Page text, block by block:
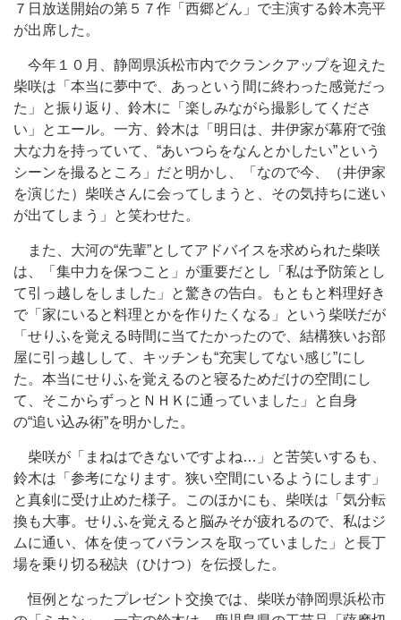
７日放送開始の第５７作「西郷どん」で主演する鈴木亮平
が出席した。
今年１０月、静岡県浜松市内でクランクアップを迎えた
柴咲は「本当に夢中で、あっという間に終わった感覚だっ
た」と振り返り、鈴木に「楽しみながら撮影してくださ
い」とエール。一方、鈴木は「明日は、井伊家が幕府で強
大な力を持っていて、“あいつらをなんとかしたい”という
シーンを撮るところ」だと明かし、「なので今、（井伊家
を演じた）柴咲さんに会ってしまうと、その気持ちに迷い
が出てしまう」と笑わせた。
また、大河の“先輩”としてアドバイスを求められた柴咲
は、「集中力を保つこと」が重要だとし「私は予防策とし
て引っ越しをしました」と驚きの告白。もともと料理好き
で「家にいると料理とかを作りたくなる」という柴咲だが
「せりふを覚える時間に当てたかったので、結構狭いお部
屋に引っ越しして、キッチンも“充実してない感じ”にし
た。本当にせりふを覚えるのと寝るためだけの空間にし
て、そこからずっとＮＨＫに通っていました」と自身
の“追い込み術”を明かした。
柴咲が「まねはできないですよね…」と苦笑いするも、
鈴木は「参考になります。狭い空間にいるようにします」
と真剣に受け止めた様子。このほかにも、柴咲は「気分転
換も大事。せりふを覚えると脳みそが疲れるので、私はジ
ムに通い、体を使ってバランスを取っていました」と長丁
場を乗り切る秘訣（ひけつ）を伝授した。
恒例となったプレゼント交換では、柴咲が静岡県浜松市